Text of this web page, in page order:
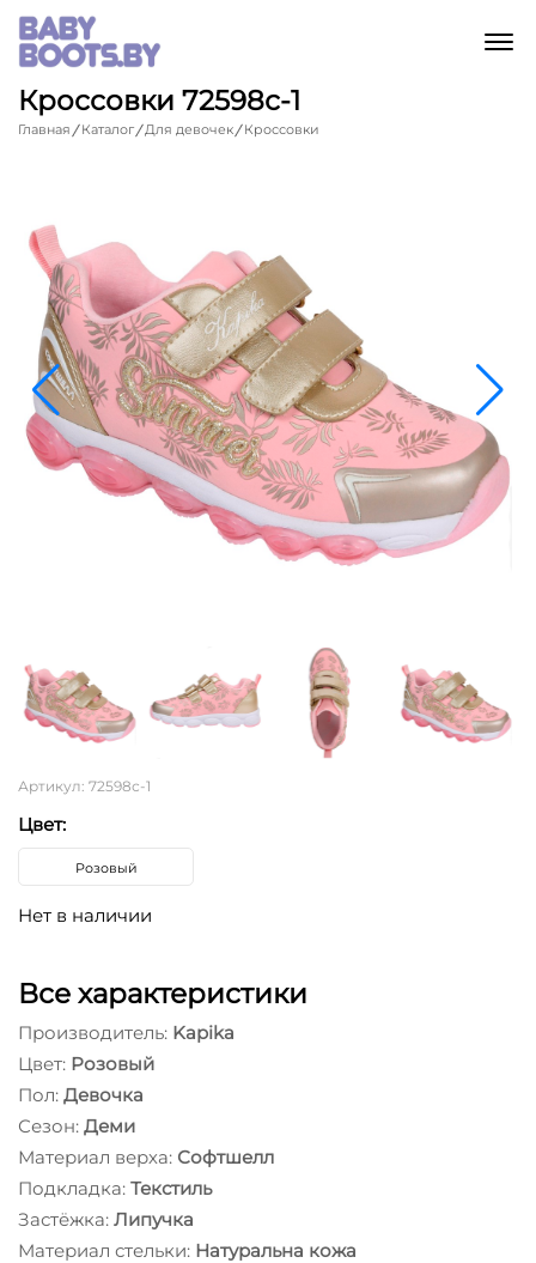
Кроссовки 72598с-1
Главная Каталог Для девочек Кроссовки
Артикул: 72598с-1
Цвет:
Розовый
Нет в наличии
Все характеристики
Производитель: Kapika
Цвет: Розовый
Пол: Девочка
Сезон: Деми
Материал верха: Софтшелл
Подкладка: Текстиль
Застёжка: Липучка
Материал стельки: Натуральна кожа